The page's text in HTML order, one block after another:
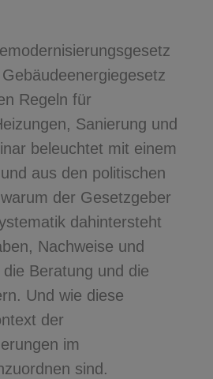
Regeln für
Sanierung und
beleuchtet mit einem
aus den politischen
der Gesetzgeber
dahintersteht
Nachweise und
Beratung und die
Und wie diese
der
im
sind.